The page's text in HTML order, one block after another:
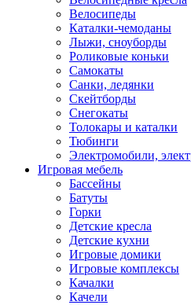
Велосипеды
Каталки-чемоданы
Лыжи, сноуборды
Роликовые коньки
Самокаты
Санки, ледянки
Скейтборды
Снегокаты
Толокары и каталки
Тюбинги
Электромобили,
Игровая мебель
Бассейны
Батуты
Горки
Детские кресла
Детские кухни
Игровые домики
Игровые комплексы
Качалки
Качели